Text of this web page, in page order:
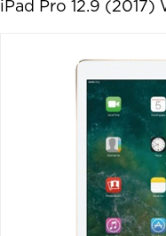
iPad Pro 12.9 (2017)